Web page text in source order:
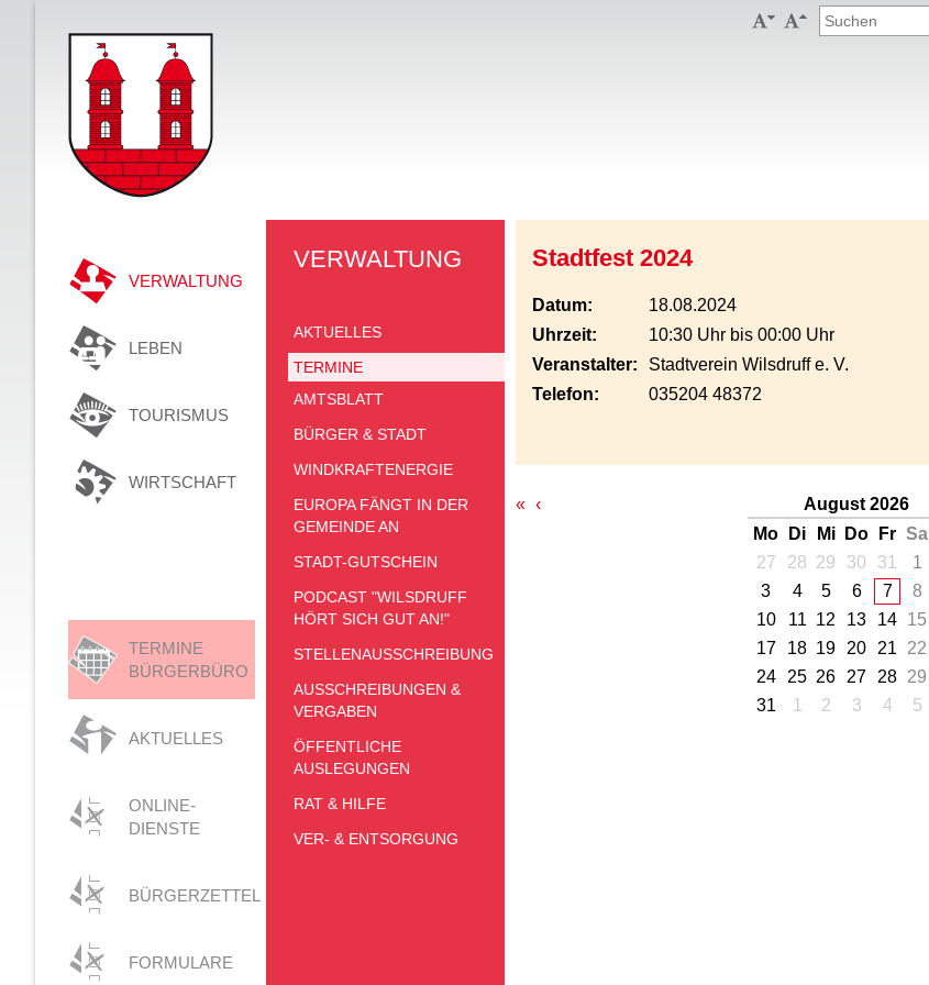
 
VERWALTUNG
LEBEN
TOURISMUS
WIRTSCHAFT
TERMINE
BÜRGERBÜRO
AKTUELLES
ONLINE-
DIENSTE
BÜRGERZETTEL
FORMULARE
VERWALTUNG
AKTUELLES
TERMINE
AMTSBLATT
BÜRGER & STADT
WINDKRAFTENERGIE
EUROPA FÄNGT IN DER
GEMEINDE AN
STADT-GUTSCHEIN
PODCAST "WILSDRUFF
HÖRT SICH GUT AN!"
STELLENAUSSCHREIBUNG
AUSSCHREIBUNGEN &
VERGABEN
ÖFFENTLICHE
AUSLEGUNGEN
RAT & HILFE
VER- & ENTSORGUNG
Stadtfest 2024
Datum:
18.08.2024
Uhrzeit:
10:30 Uhr bis 00:00 Uhr
Veranstalter:
Stadtverein Wilsdruff e. V.
Telefon:
035204 48372
« ‹
August 2026
Mo
Di Mi Do Fr Sa
27
28 29 30 31 1
3
4 5 6 7 8
10
11 12 13 14 15
17
18 19 20 21 22
24
25 26 27 28 29
31
1 2 3 4 5